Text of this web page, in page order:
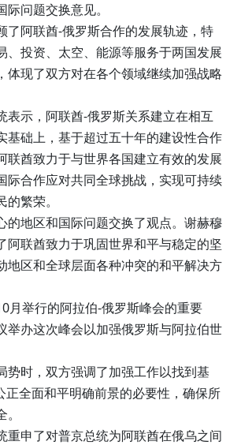
问题交换意见。
了阿联酋-俄罗斯合作的发展轨迹，特
、投资、太空、能源等服务于两国发展
体现了双方对在各个领域继续加强战略
表示，阿联酋-俄罗斯关系建立在相互
基础上，基于超过五十年的建设性合作
联酋致力于与世界各国建立有效的发展
际合作应对共同全球挑战，实现可持续
繁荣。
的地区和国际问题交换了观点。谢赫穆
阿联酋致力于巩固世界和平与稳定的坚
地区和全球层面各种冲突的和平解决方
月举行的阿拉伯-俄罗斯峰会的重要
举办这次峰会以加强俄罗斯与阿拉伯世
势时，双方强调了加强工作以找到基
全面和平明确前景的必要性，确保所
重申了对普京总统为阿联酋在俄乌之间